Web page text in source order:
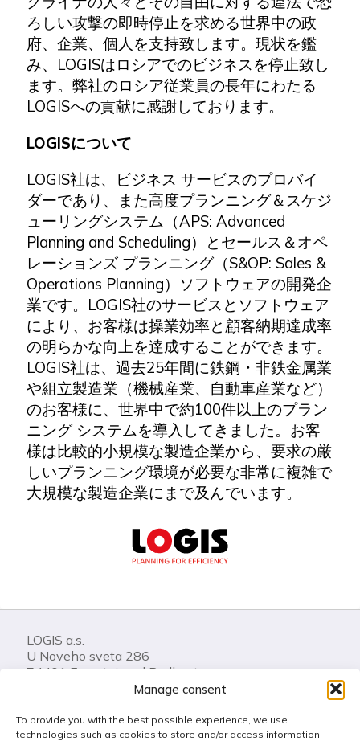
Manage consent
To provide you with the best possible experience, we use
technologies such as cookies to store and/or access information
ろしい攻撃の即時停止を求める世界中の政
府、企業、個人を支持致します。現状を鑑
み、LOGISはロシアでのビジネスを停止致し
ます。弊社のロシア従業員の長年にわたる
LOGISへの貢献に感謝しております。
LOGISについて
LOGIS社は、ビジネス サービスのプロバイ
ダーであり、また高度プランニング＆スケジ
ューリングシステム（APS: Advanced
Planning and Scheduling）とセールス＆オペ
レーションズ プランニング（S&OP: Sales &
Operations Planning）ソフトウェアの開発企
業です。LOGIS社のサービスとソフトウェア
により、お客様は操業効率と顧客納期達成率
の明らかな向上を達成することができます。
LOGIS社は、過去25年間に鉄鋼・非鉄金属業
や組立製造業（機械産業、自動車産業など）
のお客様に、世界中で約100件以上のプラン
ニング システムを導入してきました。お客
様は比較的小規模な製造企業から、要求の厳
しいプランニング環境が必要な非常に複雑で
大規模な製造企業にまで及んでいます。
LOGIS a.s.
U Noveho sveta 286
74401 Frenstat pod Radhostem
Call us: +420 556 841 100